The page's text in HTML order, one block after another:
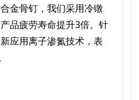
金骨钉，我们采用冷镦
品疲劳寿命提升3倍。针
应用离子渗氮技术，表